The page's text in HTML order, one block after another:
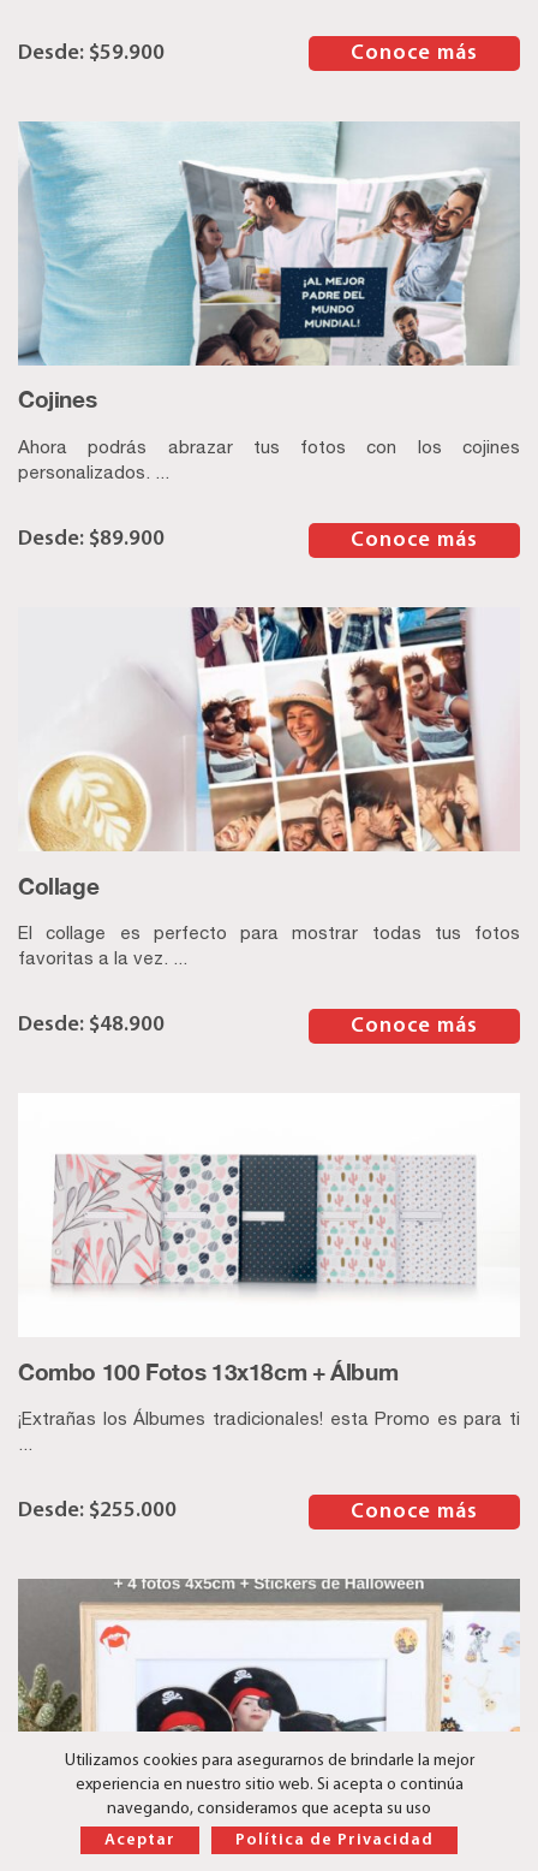
$59.900 Conoce más
Cojines
Ahora podrás abrazar tus fotos con los cojines
personalizados. ...
$89.900 Conoce más
Collage
El collage es perfecto para mostrar todas tus fotos
favoritas a la vez. ...
$48.900 Conoce más
Combo 100 Fotos 13x18cm + Álbum
¡Extrañas los Álbumes tradicionales! esta Promo es para ti
$255.000 Conoce más
Combo Halloween Portarretrato
¿Necesitas ayuda?
Utilizamos cookies para asegurarnos de brindarle la mejor
experiencia en nuestro sitio web. Si acepta o continúa
navegando, consideramos que acepta su uso
Aceptar
Política de Privacidad